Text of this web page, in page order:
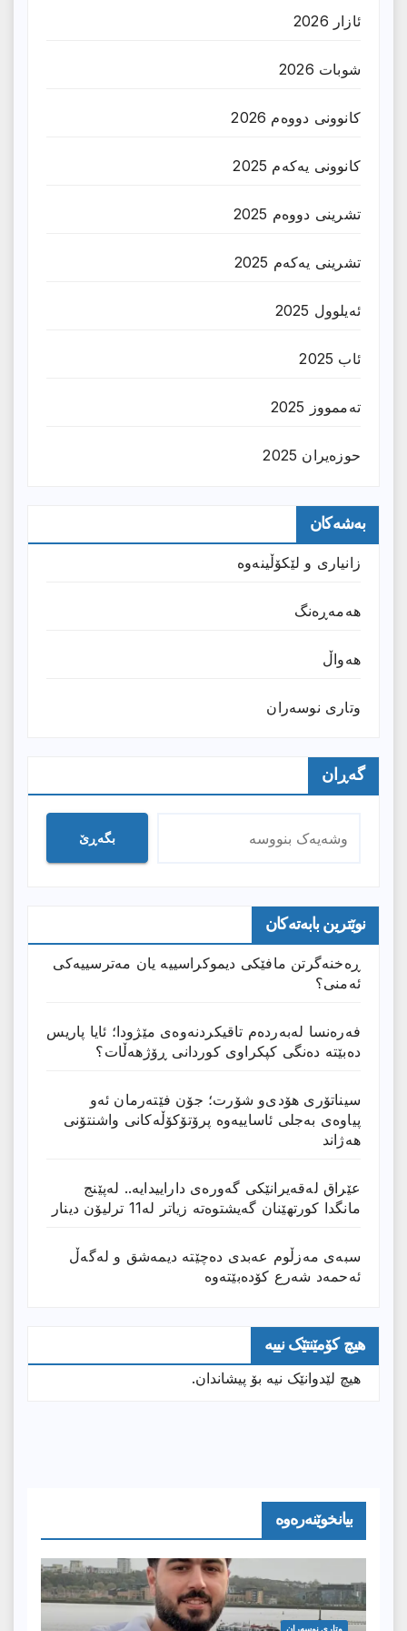
ئازار 2026
شوبات 2026
کانوونی دووەم 2026
کانوونی یەکەم 2025
تشرینی دووەم 2025
تشرینی یەکەم 2025
ئەیلوول 2025
ئاب 2025
تەممووز 2025
حوزه‌یران 2025
بەشەکان
زانیارى و لێکۆڵینەوە
هەمەڕەنگ
هەواڵ
وتارى نوسەران
گەڕان
بگەڕێ
نوێترین بابەتەکان
ڕەخنەگرتن مافێکی دیموکراسییە یان مەترسییەکی
ئەمنی؟
فەرەنسا لەبەردەم تاقیکردنەوەی مێژودا؛ ئایا پاریس
دەبێتە دەنگی کپکراوی کوردانی ڕۆژھەڵات؟
سیناتۆری هۆدی‌و شۆرت؛ جۆن فێتەرمان ئەو
پیاوەی بەجلی ئاساییەوە پرۆتۆکۆڵەکانی واشنتۆنی
هەژاند
عێراق له‌قه‌یرانێكى گه‌وره‌ى داراییدایه‌.. له‌پێنج
مانگدا كورتهێنان گه‌یشتوه‌ته‌ زیاتر له‌11 ترلیۆن دینار
سبەی مەزڵوم عەبدی دەچێتە دیمەشق و لەگەڵ
ئەحمەد شەرع کۆدەبێتەوە
هیچ کۆمێنتێک نییە
هیچ لێدوانێک نیە بۆ پیشاندان.
بیانخوێنەرەوە
وتارى نوسەران